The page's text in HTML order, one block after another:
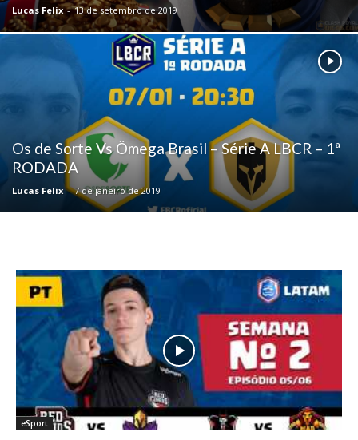
Lucas Felix - 13 de setembro de 2019
Os de Sorte Vs Ômega Brasil – Série A LBCR – 1ª
RODADA
Lucas Felix - 7 de janeiro de 2019
eSport